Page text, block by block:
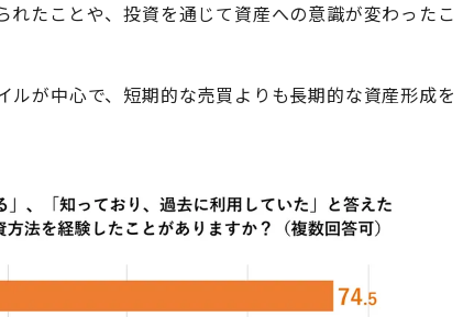
たことや、投資を通じて資産への意識が変わったこ
が中心で、短期的な売買よりも長期的な資産形成を